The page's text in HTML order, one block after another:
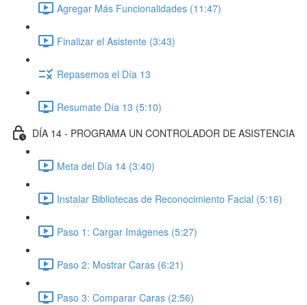
Agregar Más Funcionalidades (11:47)
Finalizar el Asistente (3:43)
Repasemos el Día 13
Resumate Día 13 (5:10)
DÍA 14 - PROGRAMA UN CONTROLADOR DE ASISTENCIA
Meta del Día 14 (3:40)
Instalar Bibliotecas de Reconocimiento Facial (5:16)
Paso 1: Cargar Imágenes (5:27)
Paso 2: Mostrar Caras (6:21)
Paso 3: Comparar Caras (2:56)